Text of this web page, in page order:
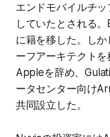
エンドモバイルチ
していたとされる
に籍を移した。し
ーフアーキテクト
Appleを辞め、
ータセンター向け
共同設立した。